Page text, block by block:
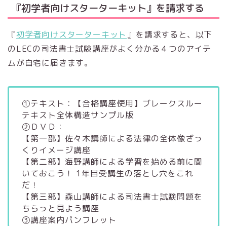
『初学者向けスターターキット』を請求する
『初学者向けスターターキット 』を請求すると、以下
のLECの司法書士試験講座がよく分かる４つのアイテ
ムが自宅に届きます。
①テキスト：【合格講座使用】ブレークスルー
テキスト全体構造サンプル版
②ＤＶＤ：
【第一部】佐々木講師による法律の全体像ざっ
くりイメージ講座
【第二部】海野講師による学習を始める前に聞
いておこう！ 1年目受講生の落とし穴をこれ
だ！
【第三部】森山講師による司法書士試験問題を
ちらっと見よう講座
③講座案内パンフレット